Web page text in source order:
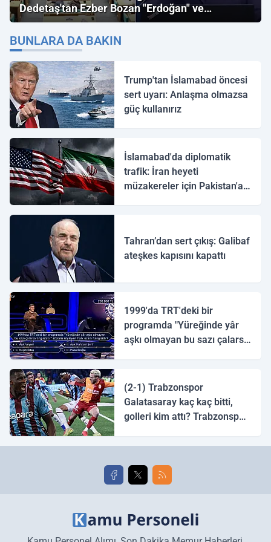
Dedetaş'tan Ezber Bozan "Erdoğan" ve
"İmamoğlu" Çıkışı!
BUNLARA DA BAKIN
Trump'tan İslamabad öncesi
sert uyarı: Anlaşma olmazsa
güç kullanırız
İslamabad'da diplomatik
trafik: İran heyeti
müzakereler için Pakistan'a
Tahran’dan sert çıkış: Galibaf
ateşkes kapısını kapattı
1999'da TRT'deki bir
programda "Yüreğinde yâr
aşkı olmayan bu sazı çalarsa
(2-1) Trabzonspor
Galatasaray kaç kaç bitti,
golleri kim attı? Trabzonspor
golleri!